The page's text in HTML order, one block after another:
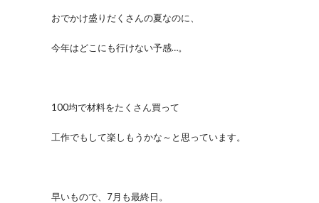
おでかけ盛りだくさんの夏なのに、
今年はどこにも行けない予感…。
100均で材料をたくさん買って
工作でもして楽しもうかな～と思っています。
早いもので、7月も最終日。